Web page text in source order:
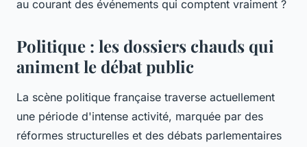
au courant des événements qui comptent vraiment ?
Politique : les dossiers chauds qui
animent le débat public
La scène politique française traverse actuellement
une période d'intense activité, marquée par des
réformes structurelles et des débats parlementaires